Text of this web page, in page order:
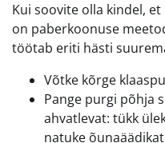
Kui soovite olla kindel,
on paberkoonuse
töötab eriti hästi
Võtke kõrge
Pange purgi põhja
ahvatlevat: tükk
natuke